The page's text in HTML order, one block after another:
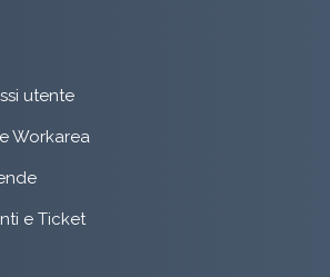
utente
Workarea
e Ticket